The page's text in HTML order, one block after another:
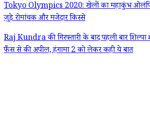
Tokyo Olympics 2020: खेलों का महाकुंभ ओलंपिक
जुड़े रोमांचक और मजेदार किस्से
Raj Kundra की गिरफ्तारी के बाद पहली बार शिल्पा
फैंस से की अपील, हंगामा 2 को लेकर कही ये बात